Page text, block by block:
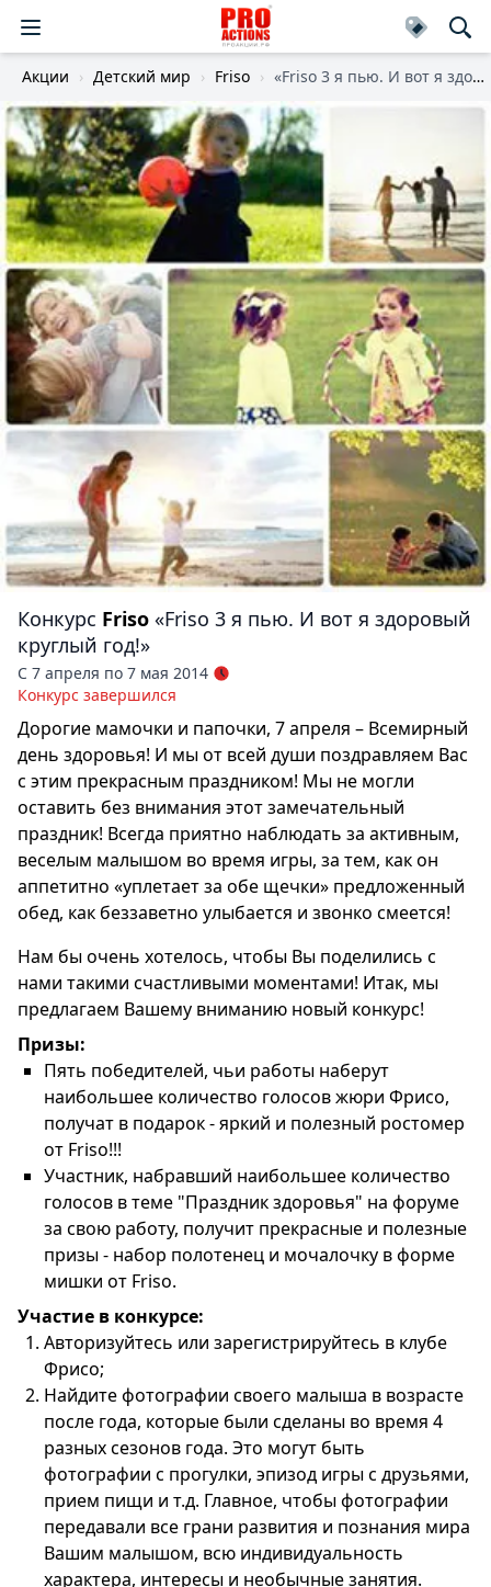
Акции Детский мир Friso «Friso 3 я пью. И вот я здоровый круглый год!»
Конкурс Friso «Friso 3 я пью. И вот я здоровый
круглый год!»
С 7 апреля по 7 мая 2014
Конкурс завершился
Дорогие мамочки и папочки, 7 апреля – Всемирный
день здоровья! И мы от всей души поздравляем Вас
с этим прекрасным праздником! Мы не могли
оставить без внимания этот замечательный
праздник! Всегда приятно наблюдать за активным,
веселым малышом во время игры, за тем, как он
аппетитно «уплетает за обе щечки» предложенный
обед, как беззаветно улыбается и звонко смеется!
Нам бы очень хотелось, чтобы Вы поделились с
нами такими счастливыми моментами! Итак, мы
предлагаем Вашему вниманию новый конкурс!
Призы:
Пять победителей, чьи работы наберут
наибольшее количество голосов жюри Фрисо,
получат в подарок - яркий и полезный ростомер
от Friso!!!
Участник, набравший наибольшее количество
голосов в теме "Праздник здоровья" на форуме
за свою работу, получит прекрасные и полезные
призы - набор полотенец и мочалочку в форме
мишки от Friso.
Участие в конкурсе:
Авторизуйтесь или зарегистрируйтесь в клубе
Фрисо;
Найдите фотографии своего малыша в возрасте
после года, которые были сделаны во время 4
разных сезонов года. Это могут быть
фотографии с прогулки, эпизод игры с друзьями,
прием пищи и т.д. Главное, чтобы фотографии
передавали все грани развития и познания мира
Вашим малышом, всю индивидуальность
характера, интересы и необычные занятия.